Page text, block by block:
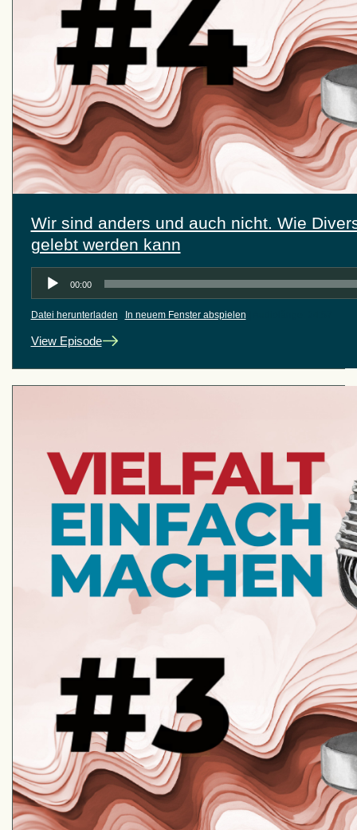
Wir sind anders und auch nicht. Wie
gelebt werden kann
Audio-
Player
00:00
Datei herunterladen In neuem Fenster abspielen
View Episode